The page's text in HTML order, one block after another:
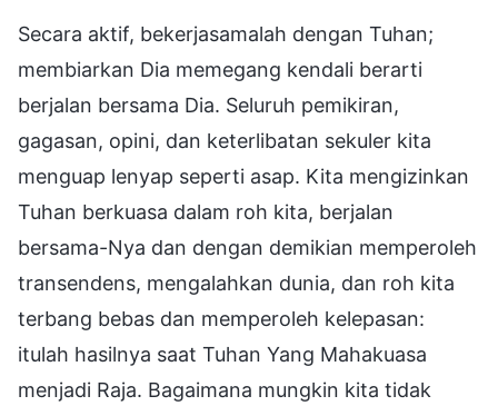
Secara aktif, bekerjasamalah dengan Tuhan;
membiarkan Dia memegang kendali berarti
berjalan bersama Dia. Seluruh pemikiran,
gagasan, opini, dan keterlibatan sekuler kita
menguap lenyap seperti asap. Kita mengizinkan
Tuhan berkuasa dalam roh kita, berjalan
bersama-Nya dan dengan demikian memperoleh
transendens, mengalahkan dunia, dan roh kita
terbang bebas dan memperoleh kelepasan:
itulah hasilnya saat Tuhan Yang Mahakuasa
menjadi Raja. Bagaimana mungkin kita tidak